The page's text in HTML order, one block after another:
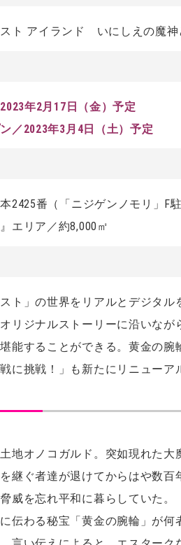
スト アイランド いにしえの魔神
年2月17日（金）予定
／2023年3月4日（土）予定
2425番（「ニジゲンノモリ」
エリア／約8,000㎡
スト」の世界をリアルとデジタ
リジナルストーリーに沿いな
能することができる。黄金の
に挑戦！」も新たにリニューア
地オノコガルド。突如現れた大
継ぐ者達が退けてからはや数百
威を忘れ平和に暮らしていた。
伝わる秘宝「黄金の腕輪」が何